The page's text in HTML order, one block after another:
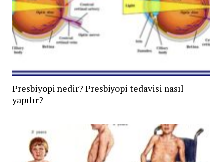
Presbiyopi nedir? Presbiyopi tedavisi nasıl
yapılır?